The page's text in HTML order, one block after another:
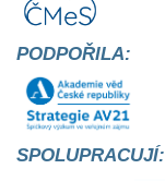
PODPOŘILA:
SPOLUPRACUJÍ: